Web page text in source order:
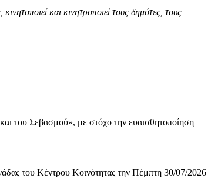
και κινητροποιεί τους δημότες, τους
του Σεβασμού», με στόχο την ευαισθητοποίηση
του Κέντρου Κοινότητας την Πέμπτη 30/07/2026